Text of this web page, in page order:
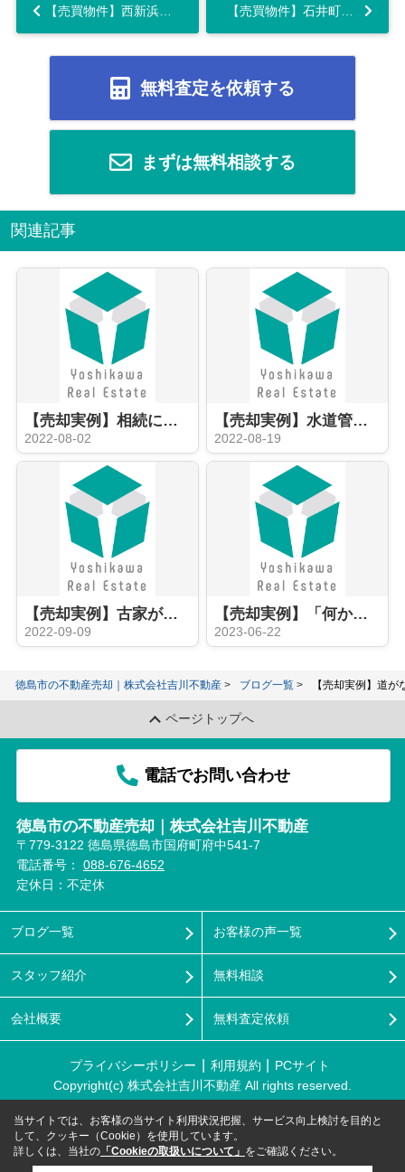
【売買物件】西新浜町で北東角地
無料査定を依頼する
まずは無料相談する
関連記事
【売却実例】相続による中古住宅売却
2022-08-02
【売却実例】水道管が第三者土地を経由し、引き込まれている中古住宅の売却
2022-08-19
【売却実例】古家が建っている狭小地の売却
2022-09-09
【売却実例】「何から手を付けたらイイ？」で困ってた物件
2023-06-22
徳島市の不動産売却｜株式会社吉川不動産 ブログ一覧 【売却実例】道
ページトップへ
電話でお問い合わせ
徳島市の不動産売却｜株式会社吉川不動産
〒779-3122 徳島県徳島市国府町府中541-7
電話番号： 088-676-4652
定休日：不定休
ブログ一覧
スタッフ紹介
会社概要
お客様の声一覧
無料相談
無料査定依頼
プライバシーポリシー 利用規約
PCサイト
Copyright(c) 株式会社吉川不動産 All rights reserved.
当サイトでは、お客様の当サイト利用状況把握、サービス向上検討を目的と
して、クッキー（Cookie）を使用しています。
詳しくは、当社の 「Cookieの取扱いについて」 をご確認ください。